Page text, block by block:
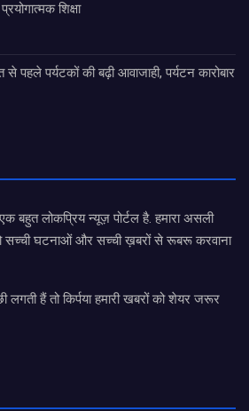
शिक्षा
पहले पर्यटकों की बढ़ी आवाजाही, पर्यटन कारोबार
बहुत लोकप्रिय न्यूज़ पोर्टल है. हमारा असली
सच्ची घटनाओं और सच्ची ख़बरों से रूबरू करवाना
हैं तो किर्पया हमारी खबरों को शेयर जरूर